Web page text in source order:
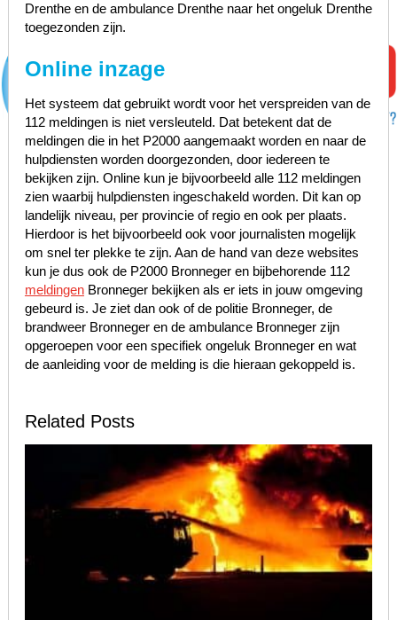
Drenthe en de ambulance Drenthe naar het ongeluk Drenthe
toegezonden zijn.
Online inzage
Het systeem dat gebruikt wordt voor het verspreiden van de
112 meldingen is niet versleuteld. Dat betekent dat de
meldingen die in het P2000 aangemaakt worden en naar de
hulpdiensten worden doorgezonden, door iedereen te
bekijken zijn. Online kun je bijvoorbeeld alle 112 meldingen
zien waarbij hulpdiensten ingeschakeld worden. Dit kan op
landelijk niveau, per provincie of regio en ook per plaats.
Hierdoor is het bijvoorbeeld ook voor journalisten mogelijk
om snel ter plekke te zijn. Aan de hand van deze websites
kun je dus ook de P2000 Bronneger en bijbehorende 112
meldingenBronneger bekijken als er iets in jouw omgeving
gebeurd is. Je ziet dan ook of de politie Bronneger, de
brandweer Bronneger en de ambulance Bronneger zijn
opgeroepen voor een specifiek ongeluk Bronneger en wat
de aanleiding voor de melding is die hieraan gekoppeld is.
Related Posts